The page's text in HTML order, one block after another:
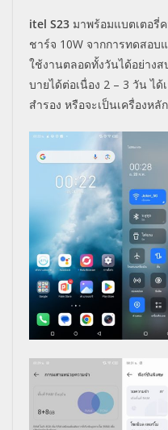
itel S23 มาพร้อมแบตเตอรี่
ชาร์จ 10W จากการทดสอบ
ใช้งานตลอดทั้งวันได้อย่าง
บายได้ต่อเนื่อง 2 – 3 วัน ได้
สำรอง หรือจะเป็นเครื่องหลั